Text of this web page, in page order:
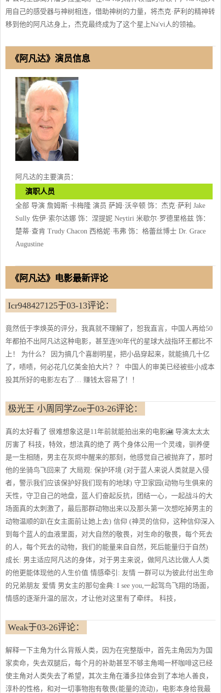
用自己的感受器与神树相连，借助神树的力量，将杰克·萨利的精神转
移到他的阿凡达身上，杰克最终成为了这个星上Na'vi人的领袖。
《阿凡达》演员信息
阿凡达的主要演员：
演职人员
全部 导演 詹姆斯·卡梅隆 演员 萨姆·沃辛顿 饰：杰克·萨利 Jake
Sully 佐伊·索尔达娜 饰：涅提妮 Neytiri 米歇尔·罗德里格兹 饰：
楚蒂·查肯 Trudy Chacon 西格妮·韦弗 饰：格蕾丝博士 Dr. Grace
Augustine
《阿凡达》电影最新评论
Icr948427125于03-13评论：
竟然低于李焕英的评分，我真就不理解了，恕我直言，中国人再给50
年都拍不出阿凡达这种电影，甚至连90年代的星球大战指环王都比不
上！ 为什么？ 因为搞几个喜剧明星，把小品穿起来，就能搞几十亿
了，啧啧，何必花几亿美金拍大片？？ 中国人的审美已经被些小成本
投其所好的电影左右了… 赚钱太容易了！！
极光王 小周同学Zoe于03-26评论：
真的太好看了 很难想象这是11年前就能拍出来的电影🎦 导演太太太
厉害了 科技，特效，想法真的绝了 两个身体公用一个灵魂，驯养便
是一生相随，男主在灰烬中醒来的那刻，他感觉自己被抛弃了，那时
他的坐骑鸟飞回来了 大局观: 保护环境 (对于蓝人来说人类就是入侵
者，警示我们应该保护好我们现有的地球) 守卫家园(动物与生俱来的
天性，守卫自己的地盘，蓝人们奋起反抗，团结一心，一起战斗的大
场面真的太刺激了，最后那群动物出来以及那头第一次想吃掉男主的
动物温顺的趴在女主面前让她上去) 信仰 (神灵的信仰，这种信仰深入
到每个蓝人的血液里面，对大自然的敬畏，对生命的敬畏，每个死去
的人，每个死去的动物，我们的能量来自自然，死后能量归于自然)
成长: 男主适应阿凡达的身体，对于男主来说，做阿凡达比做人人类
的他更能体现他的人生价值 情感牵引: 友情 一群可以为彼此付出生命
的兄弟朋友 爱情 男女主的那句金典: I see you,一起驾鸟飞翔的场面，
情感的逐渐升温的层次，才让他对这里有了牵绊。 科技，
Weak于03-26评论：
解释一下主角为什么背叛人类，因为在完整版中，首先主角因为为国
家卖命，失去双腿后，每个月的补助甚至不够主角喝一杯咖啡这已经
使主角对人类失去了希望，其次主角在潘多拉体会到了本地人善良，
淳朴的性格，和对一切事物抱有敬畏(能量的流动)，电影本身给我最